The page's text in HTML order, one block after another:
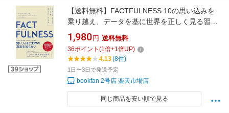
【送料無料】FACTFULNESS 10の思い込みを
乗り越え、データを基に世界を正しく見る習慣
／ハンス・ロスリング／オーラ・ロスリング／
アンナ・ロスリング・ロンランド
1,980 円 送料無料
36ポイント (1倍+1倍UP)
4.13(8件)
1日〜3日で発送予定
bookfan 2号店 楽天市場店
同じ商品を安い順で見る